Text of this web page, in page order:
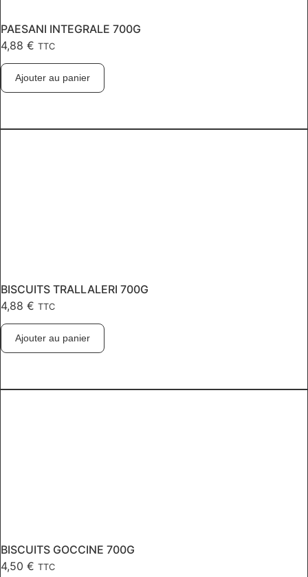
PAESANI INTEGRALE 700G
4,88 € TTC
Ajouter au panier
BISCUITS TRALLALERI 700G
4,88 € TTC
Ajouter au panier
BISCUITS GOCCINE 700G
4,50 € TTC